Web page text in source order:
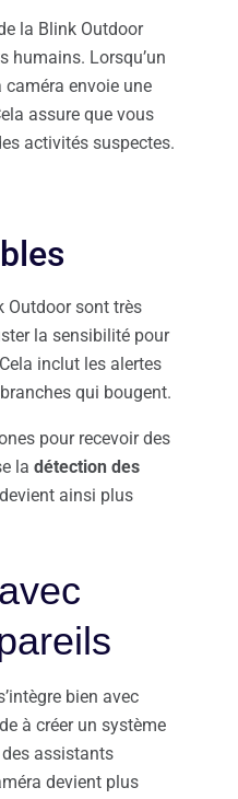
la Blink Outdoor
humains. Lorsqu’un
caméra envoie une
assure que vous
activités suspectes.
Outdoor sont très
la sensibilité pour
inclut les alertes
qui bougent.
pour recevoir des
la détection des
ainsi plus
bien avec
à créer un système
assistants
devient plus